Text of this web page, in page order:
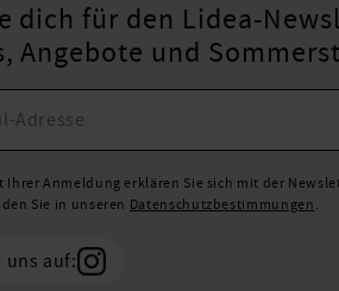
dich für den Lidea-
Angebote und
Ihrer Anmeldung erklären Sie sich mit der
Sie in unseren Datenschutzbestimmungen.
uns auf: